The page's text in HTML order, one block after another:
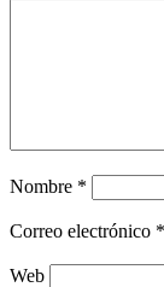
Nombre *
Correo electrónico *
Web